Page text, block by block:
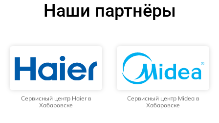
Наши партнёры
Сервисный центр Haier в
Хабаровске
Сервисный центр Midea в
Хабаровске